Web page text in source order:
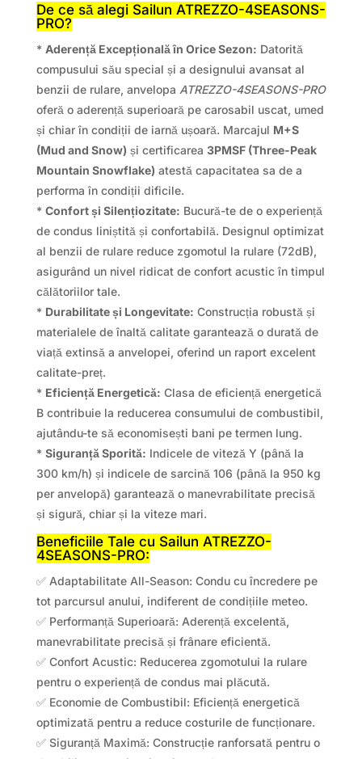
De ce să alegi Sailun ATREZZO-4SEASONS-
PRO?
* Aderență Excepțională în Orice Sezon: Datorită
compusului său special și a designului avansat al
benzii de rulare, anvelopa ATREZZO-4SEASONS-PRO
oferă o aderență superioară pe carosabil uscat, umed
și chiar în condiții de iarnă ușoară. Marcajul M+S
(Mud and Snow) și certificarea 3PMSF (Three-Peak
Mountain Snowflake) atestă capacitatea sa de a
performa în condiții dificile.
* Confort și Silențiozitate: Bucură-te de o experiență
de condus liniștită și confortabilă. Designul optimizat
al benzii de rulare reduce zgomotul la rulare (72dB),
asigurând un nivel ridicat de confort acustic în timpul
călătoriilor tale.
* Durabilitate și Longevitate: Construcția robustă și
materialele de înaltă calitate garantează o durată de
viață extinsă a anvelopei, oferind un raport excelent
calitate-preț.
* Eficiență Energetică: Clasa de eficiență energetică
B contribuie la reducerea consumului de combustibil,
ajutându-te să economisești bani pe termen lung.
* Siguranță Sporită: Indicele de viteză Y (până la
300 km/h) și indicele de sarcină 106 (până la 950 kg
per anvelopă) garantează o manevrabilitate precisă
și sigură, chiar și la viteze mari.
Beneficiile Tale cu Sailun ATREZZO-
4SEASONS-PRO:
✅ Adaptabilitate All-Season: Condu cu încredere pe
tot parcursul anului, indiferent de condițiile meteo.
✅ Performanță Superioară: Aderență excelentă,
manevrabilitate precisă și frânare eficientă.
✅ Confort Acustic: Reducerea zgomotului la rulare
pentru o experiență de condus mai plăcută.
✅ Economie de Combustibil: Eficiență energetică
optimizată pentru a reduce costurile de funcționare.
✅ Siguranță Maximă: Construcție ranforsată pentru o